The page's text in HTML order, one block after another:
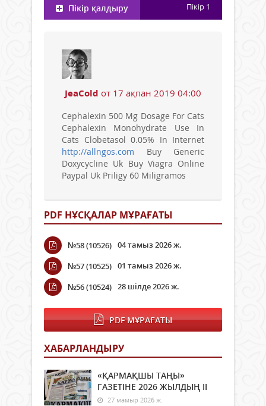
Пікір қалдыру Пікір 1
JeaCold от 17 ақпан 2019 04:00
Cephalexin 500 Mg Dosage For Cats
Cephalexin Monohydrate Use In
Cats Clobetasol 0.05% In Internet
http://allngos.com Buy Generic
Doxycycline Uk Buy Viagra Online
Paypal Uk Priligy 60 Miligramos
PDF НҰСҚАЛАР МҰРАҒАТЫ
№58 (10526) 04 тамыз 2026 ж.
№57 (10525) 01 тамыз 2026 ж.
№56 (10524) 28 шілде 2026 ж.
PDF МҰРАҒАТЫ
ХАБАРЛАНДЫРУ
«ҚАРМАҚШЫ ТАҢЫ»
ГАЗЕТІНЕ 2026 ЖЫЛДЫҢ ІI
27 мамыр 2026 ж.